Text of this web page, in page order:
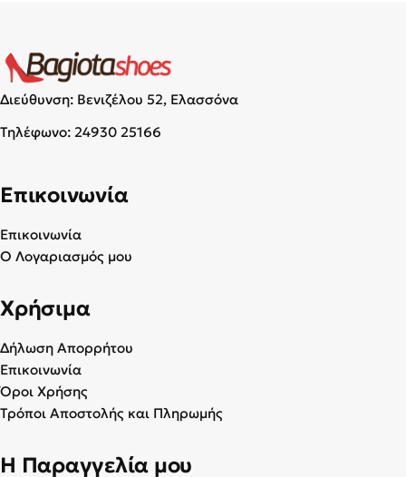
Διεύθυνση: Βενιζέλου 52, Ελασσόνα
Τηλέφωνο: 24930 25166
Επικοινωνία
Επικοινωνία
Ο Λογαριασμός μου
Χρήσιμα
Δήλωση Απορρήτου
Επικοινωνία
Όροι Χρήσης
Τρόποι Αποστολής και Πληρωμής
Η Παραγγελία μου